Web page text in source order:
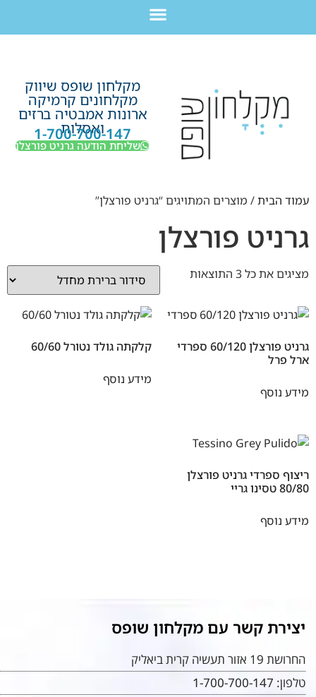
מקלחון שופס שיווק
מקלחונים קרמיקה
ארונות אמבטיה ברזים
ואסלות
1-700-700-147
שליחת הודעה גרניט פורצלן
עמוד הבית/ מוצרים המתויגים “גרניט פורצלן”
גרניט פורצלן
מציגים את כל ⁦3⁩ התוצאות
גרניט פורצלן 60/120 ספרדי
ארל פרל
מידע נוסף
קלקתה גולד נטורל 60/60
מידע נוסף
ריצוף ספרדי גרניט פורצלן
80/80 טסינו גריי
מידע נוסף
יצירת קשר עם מקלחון שופס
החרושת 19 אזור תעשיה קרית ביאליק
טלפון: 1-700-700-147